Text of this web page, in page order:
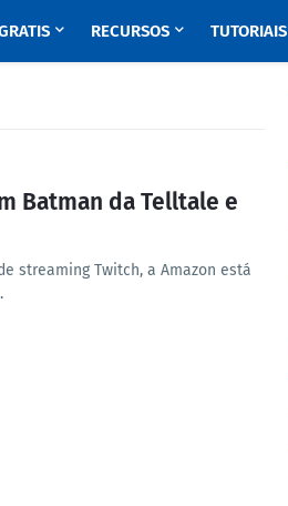
RECURSOS TUTORIAIS
Batman da Telltale e
streaming Twitch, a Amazon está